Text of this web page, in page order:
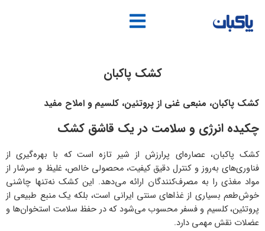
محتوا
کشک پاکبان
کشک پاکبان، منبعی غنی از پروتئین، کلسیم و املاح مفید
چکیده انرژی و سلامت در یک قاشق کشک
کشک پاکبان، عصاره‌ای پرارزش از شیر تازه است که با بهره‌گیری از
فناوری‌های به‌روز و کنترل دقیق کیفیت، محصولی خالص، غلیظ و سرشار از
مواد مغذی را به مصرف‌کنندگان ارائه می‌دهد. این کشک نه‌تنها چاشنی
خوش‌طعم بسیاری از غذاهای سنتی ایرانی است، بلکه یک منبع طبیعی از
پروتئین، کلسیم و فسفر محسوب می‌شود که در حفظ سلامت استخوان‌ها و
عضلات نقش مهمی دارد.